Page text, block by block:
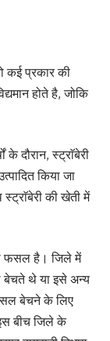
कई प्रकार की
होते है, जोकि
दौरान, स्ट्राॅबेरी
किया जा
की खेती में
फसल है। जिले में
बेचते थे या इसे अन्य
बेचने के लिए
बीच जिले के